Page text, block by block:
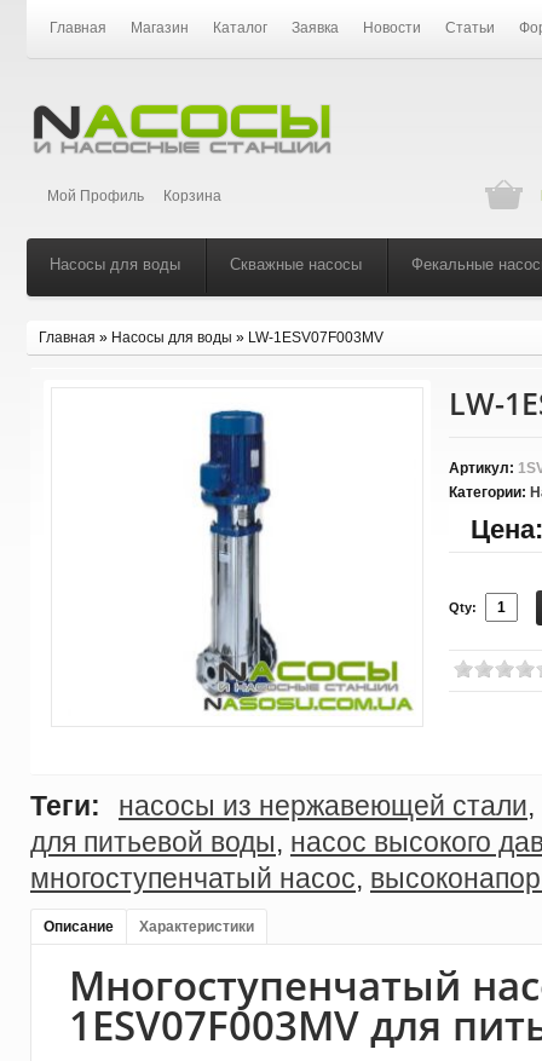
Главная Магазин Каталог Заявка Новости Статьи
Мой Профиль Корзина
Насосы для воды Скважные насосы Фекальные
Главная » Насосы для воды » LW-1ESV07F003MV
LW-
Артикул:
Категории:
Цена:
Qty:
Теги: насосы из нержавеющей стали,
для питьевой воды, насос высокого
многоступенчатый насос,
Описание Характеристики
Многоступенчатый
1ESV07F003MV для